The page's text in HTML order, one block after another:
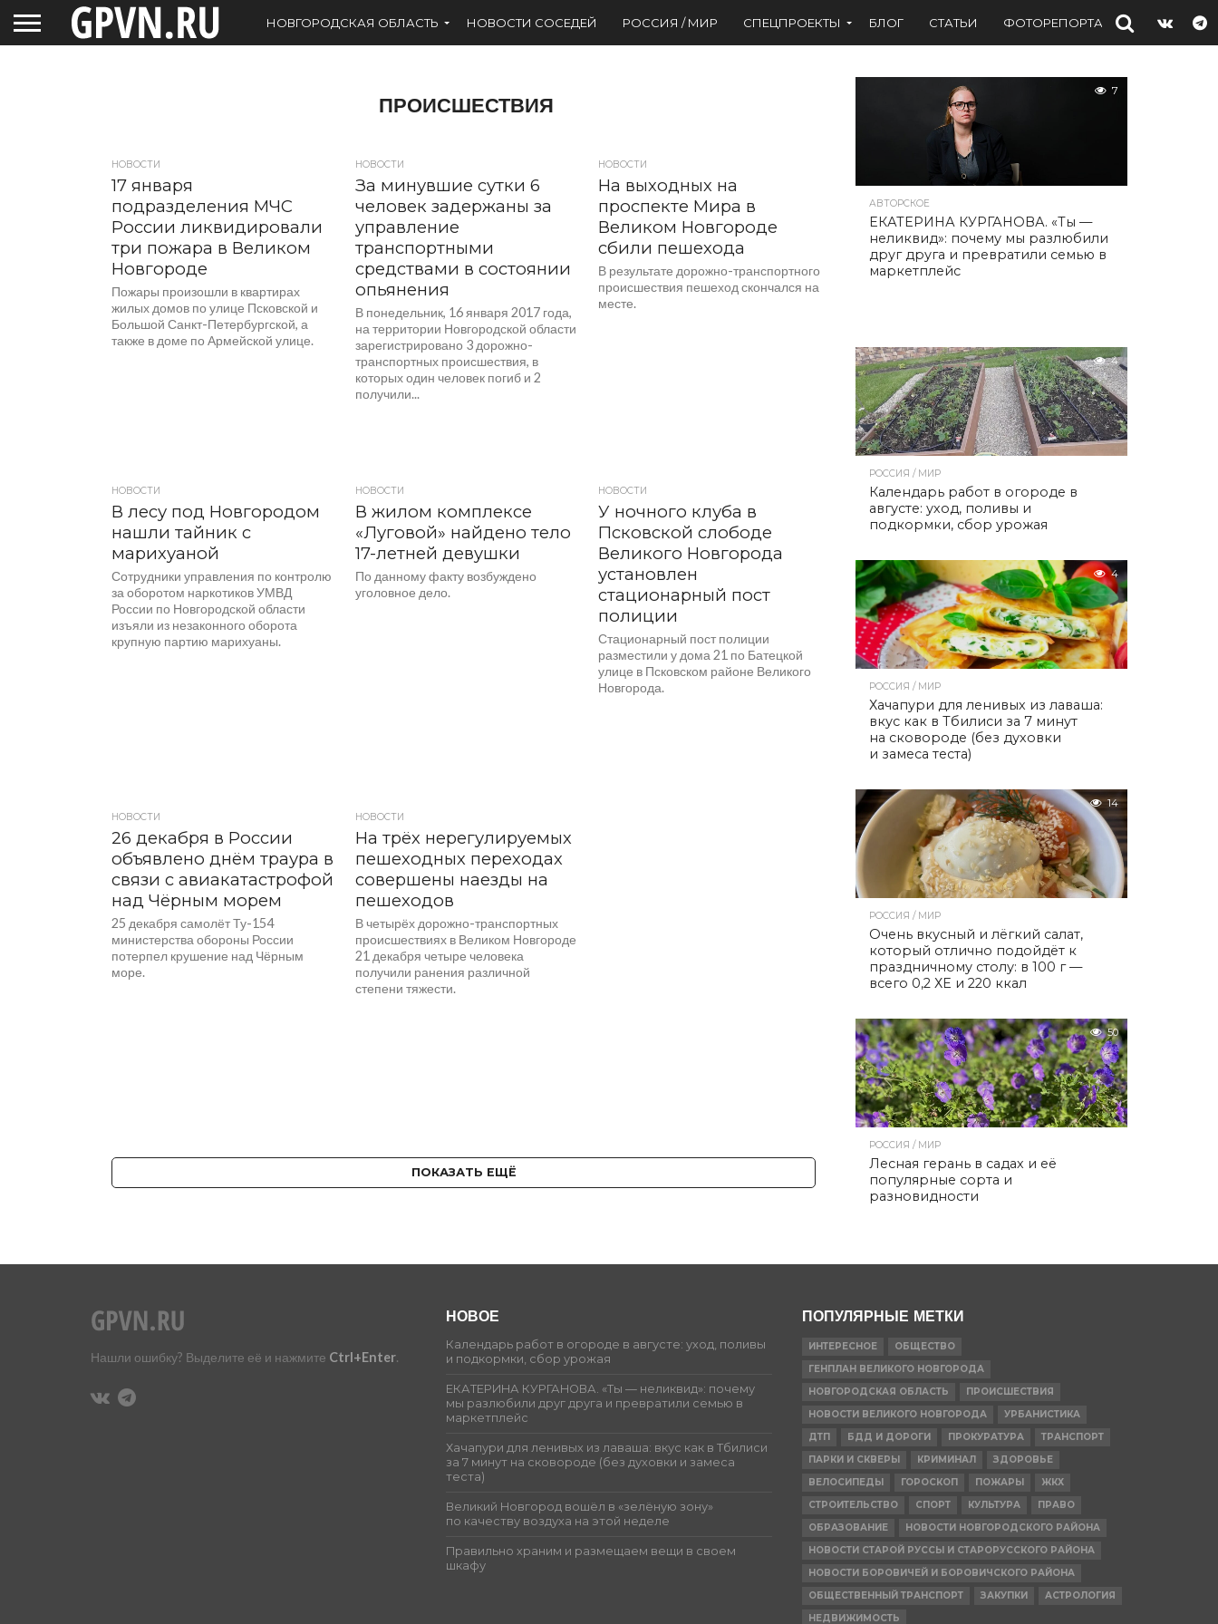
НОВГОРОДСКАЯ ОБЛАСТЬ НОВОСТИ СОСЕДЕЙ РОССИЯ / МИР СПЕЦПРОЕКТЫ БЛОГ СТАТЬИ ФОТОРЕПОРТАЖИ
ПРОИСШЕСТВИЯ
НОВОСТИ
17 января
подразделения МЧС
России ликвидировали
три пожара в Великом
Новгороде
Пожары произошли в квартирах
жилых домов по улице Псковской и
Большой Санкт-Петербургской, а
также в доме по Армейской улице.
НОВОСТИ
За минувшие сутки 6
человек задержаны за
управление
транспортными
средствами в состоянии
опьянения
В понедельник, 16 января 2017 года,
на территории Новгородской области
зарегистрировано 3 дорожно-
транспортных происшествия, в
которых один человек погиб и 2
получили...
НОВОСТИ
На выходных на
проспекте Мира в
Великом Новгороде
сбили пешехода
В результате дорожно-транспортного
происшествия пешеход скончался на
месте.
НОВОСТИ
В лесу под Новгородом
нашли тайник с
марихуаной
Сотрудники управления по контролю
за оборотом наркотиков УМВД
России по Новгородской области
изъяли из незаконного оборота
крупную партию марихуаны.
НОВОСТИ
В жилом комплексе
«Луговой» найдено тело
17-летней девушки
По данному факту возбуждено
уголовное дело.
НОВОСТИ
У ночного клуба в
Псковской слободе
Великого Новгорода
установлен
стационарный пост
полиции
Стационарный пост полиции
разместили у дома 21 по Батецкой
улице в Псковском районе Великого
Новгорода.
НОВОСТИ
26 декабря в России
объявлено днём траура в
связи с авиакатастрофой
над Чёрным морем
25 декабря самолёт Ту-154
министерства обороны России
потерпел крушение над Чёрным
море.
НОВОСТИ
На трёх нерегулируемых
пешеходных переходах
совершены наезды на
пешеходов
В четырёх дорожно-транспортных
происшествиях в Великом Новгороде
21 декабря четыре человека
получили ранения различной
степени тяжести.
ПОКАЗАТЬ ЕЩЁ
7
АВТОРСКОЕ
ЕКАТЕРИНА КУРГАНОВА. «Ты —
неликвид»: почему мы разлюбили
друг друга и превратили семью в
маркетплейс
4
РОССИЯ / МИР
Календарь работ в огороде в
августе: уход, поливы и
подкормки, сбор урожая
4
РОССИЯ / МИР
Хачапури для ленивых из лаваша:
вкус как в Тбилиси за 7 минут
на сковороде (без духовки
и замеса теста)
14
РОССИЯ / МИР
Очень вкусный и лёгкий салат,
который отлично подойдёт к
праздничному столу: в 100 г —
всего 0,2 ХЕ и 220 ккал
50
РОССИЯ / МИР
Лесная герань в садах и её
популярные сорта и
разновидности
Нашли ошибку? Выделите её и нажмите Ctrl+Enter.
НОВОЕ
Календарь работ в огороде в августе: уход, поливы
и подкормки, сбор урожая
ЕКАТЕРИНА КУРГАНОВА. «Ты — неликвид»: почему
мы разлюбили друг друга и превратили семью в
маркетплейс
Хачапури для ленивых из лаваша: вкус как в Тбилиси
за 7 минут на сковороде (без духовки и замеса
теста)
Великий Новгород вошёл в «зелёную зону»
по качеству воздуха на этой неделе
Правильно храним и размещаем вещи в своем
шкафу
ПОПУЛЯРНЫЕ МЕТКИ
ИНТЕРЕСНОЕ
ОБЩЕСТВО
ГЕНПЛАН ВЕЛИКОГО НОВГОРОДА
НОВГОРОДСКАЯ ОБЛАСТЬ
ПРОИСШЕСТВИЯ
НОВОСТИ ВЕЛИКОГО НОВГОРОДА
УРБАНИСТИКА
ДТП
БДД И ДОРОГИ ПРОКУРАТУРА
ТРАНСПОРТ
ПАРКИ И СКВЕРЫ
КРИМИНАЛ
ЗДОРОВЬЕ
ВЕЛОСИПЕДЫ
ГОРОСКОП ПОЖАРЫ
ЖКХ
СТРОИТЕЛЬСТВО
СПОРТ КУЛЬТУРА
ПРАВО
ОБРАЗОВАНИЕ
НОВОСТИ НОВГОРОДСКОГО РАЙОНА
НОВОСТИ СТАРОЙ РУССЫ И СТАРОРУССКОГО РАЙОНА
НОВОСТИ БОРОВИЧЕЙ И БОРОВИЧСКОГО РАЙОНА
ОБЩЕСТВЕННЫЙ ТРАНСПОРТ
ЗАКУПКИ
АСТРОЛОГИЯ
НЕДВИЖИМОСТЬ